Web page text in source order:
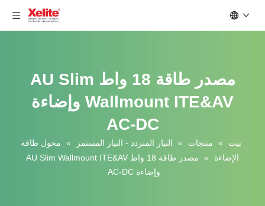
مصدر طاقة 18 واط AU Slim
Wallmount ITE&AV وإضاءة
AC-DC
بيت » منتجات » التيار المتردد - التيار المستمر »
محول طاقة
الإضاءة
»
مصدر طاقة 18 واط AU Slim Wallmount ITE&AV
وإضاءة AC-DC